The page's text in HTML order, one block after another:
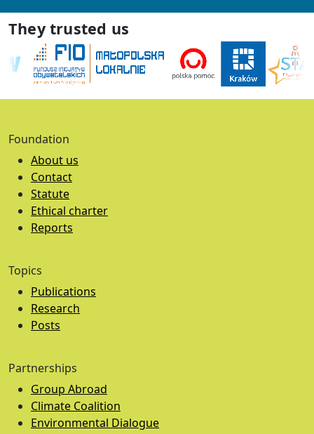
They trusted us
Foundation
About us
Contact
Statute
Ethical charter
Reports
Topics
Publications
Research
Posts
Partnerships
Group Abroad
Climate Coalition
Environmental Dialogue